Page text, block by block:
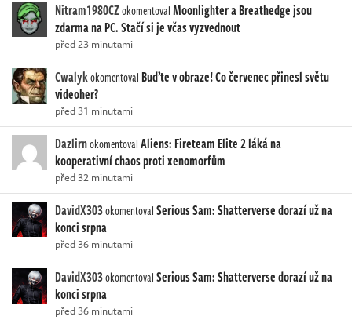
Nitram1980CZokomentovalMoonlighter a Breathedge jsou
zdarma na PC. Stačí si je včas vyzvednout
před 23 minutami
Cwalykokomentoval Buďte v obraze! Co červenec přinesl světu
videoher?
před 31 minutami
DazlirnokomentovalAliens: Fireteam Elite 2 láká na
kooperativní chaos proti xenomorfům
před 32 minutami
DavidX303okomentovalSerious Sam: Shatterverse dorazí už na
konci srpna
před 36 minutami
DavidX303okomentovalSerious Sam: Shatterverse dorazí už na
konci srpna
před 36 minutami